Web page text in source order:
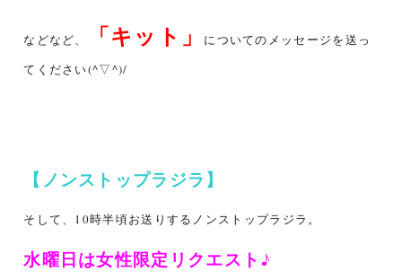
などなど、 「キット」
についてのメッセージを送っ
てください(^▽^)/
【ノンストップラジラ】
そして、10時半頃お送りするノンストップラジラ。
水曜日は女性限定リクエスト♪